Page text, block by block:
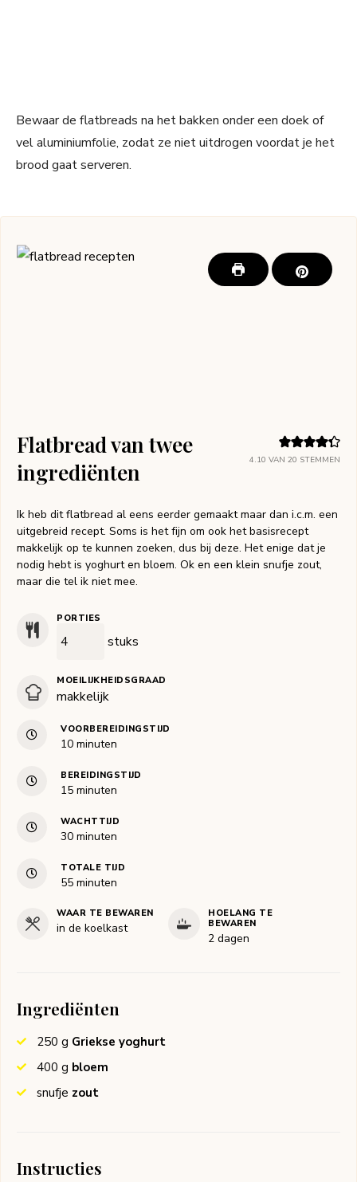
Bewaar de flatbreads na het bakken onder een doek of
vel aluminiumfolie, zodat ze niet uitdrogen voordat je het
brood gaat serveren.
4.10 VAN 20 STEMMEN
Flatbread van twee
ingrediënten
Ik heb dit flatbread al eens eerder gemaakt maar dan i.c.m. een
uitgebreid recept. Soms is het fijn om ook het basisrecept
makkelijk op te kunnen zoeken, dus bij deze. Het enige dat je
nodig hebt is yoghurt en bloem. Ok en een klein snufje zout,
maar die tel ik niet mee.
PORTIES
stuks
MOEILIJKHEIDSGRAAD
makkelijk
VOORBEREIDINGSTIJD
10minuten
minuten
BEREIDINGSTIJD
15minuten
minuten
WACHTTIJD
30minuten
minuten
TOTALE TIJD
55minuten
minuten
WAAR TE BEWAREN
in de koelkast
HOELANG TE
BEWAREN
2 dagen
Ingrediënten
250 g Griekse yoghurt
400 g bloem
snufje zout
Instructies